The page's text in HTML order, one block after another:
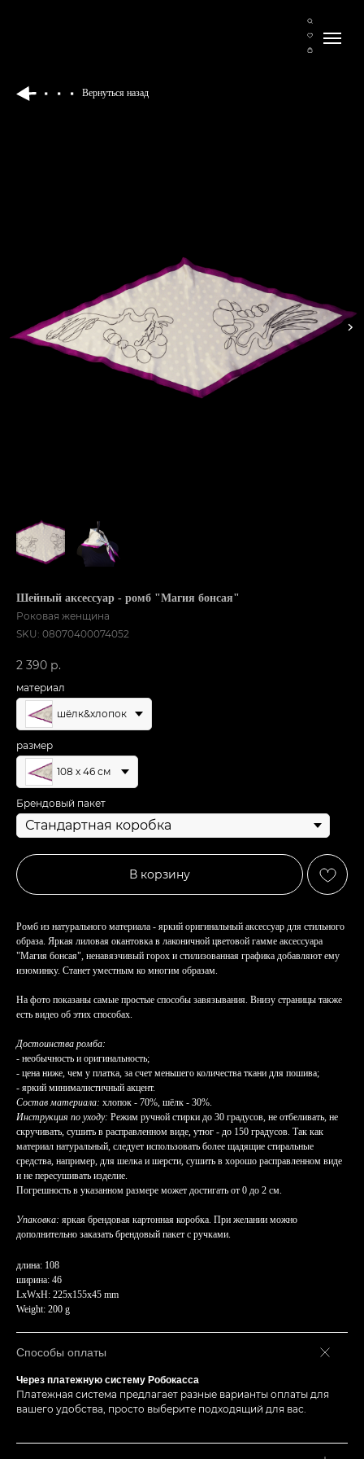
Вернуться назад
Шейный аксессуар - ромб "Магия бонсая"
Роковая женщина
SKU: 08070400074052
2 390 р.
материал
шёлк&хлопок
размер
108 х 46 см
Брендовый пакет
В корзину
Ромб из натурального материала - яркий оригинальный аксессуар для стильного
образа. Яркая лиловая окантовка в лаконичной цветовой гамме аксессуара
"Магия бонсая", ненавязчивый горох и стилизованная графика добавляют ему
изюминку. Станет уместным ко многим образам.
На фото показаны самые простые способы завязывания. Внизу страницы также
есть видео об этих способах.
Достоинства ромба:
- необычность и оригинальность;
- цена ниже, чем у платка, за счет меньшего количества ткани для пошива;
- яркий минималистичный акцент.
Состав материала: хлопок - 70%, шёлк - 30%.
Инструкция по уходу: Режим ручной стирки до 30 градусов, не отбеливать, не
скручивать, сушить в расправленном виде, утюг - до 150 градусов. Так как
материал натуральный, следует использовать более щадящие стиральные
средства, например, для шелка и шерсти, сушить в хорошо расправленном виде
и не пересушивать изделие.
Погрешность в указанном размере может достигать от 0 до 2 см.
Упаковка: яркая брендовая картонная коробка. При желании можно
дополнительно заказать брендовый пакет с ручками.
длина: 108
ширина: 46
LxWxH: 225x155x45 mm
Weight: 200 g
Способы оплаты
Через платежную систему Робокасса
Платежная система предлагает разные варианты оплаты для
вашего удобства, просто выберите подходящий для вас.
КАТАЛОГ
Платки